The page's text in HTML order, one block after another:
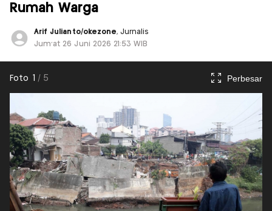
Rumah Warga
Arif Julianto/okezone, Jurnalis
Jum'at 26 Juni 2026 21:53 WIB
Foto 1 / 5 Perbesar